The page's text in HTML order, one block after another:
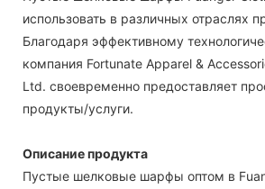
использовать в различных отраслях
Благодаря эффективному
компания Fortunate Apparel &
Ltd. своевременно предоставляет
продукты/услуги.
Описание продукта
Пустые шелковые шарфы оптом в